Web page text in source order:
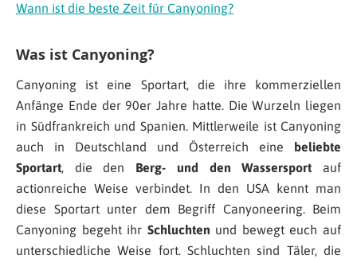
Wann ist die beste Zeit für Canyoning?
Was ist Canyoning?
Canyoning ist eine Sportart, die ihre kommerziellen
Anfänge Ende der 90er Jahre hatte. Die Wurzeln liegen
in Südfrankreich und Spanien. Mittlerweile ist Canyoning
auch in Deutschland und Österreich eine
beliebte
Sportart, die den Berg- und den Wassersport auf
actionreiche Weise verbindet. In den USA kennt man
diese Sportart unter dem Begriff Canyoneering. Beim
Canyoning begeht ihr Schluchten und bewegt euch auf
unterschiedliche Weise fort. Schluchten sind Täler, die